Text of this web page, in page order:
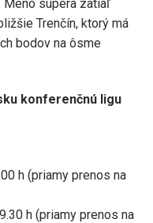
Meno súpera zatiaľ
Trenčín, ktorý má
bodov na ôsme
konferenčnú ligu
h (priamy prenos na
h (priamy prenos na